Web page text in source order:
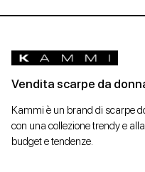
Vendita scarpe da
Kammi è un brand di scarpe
con una collezione trendy e
budget e tendenze.